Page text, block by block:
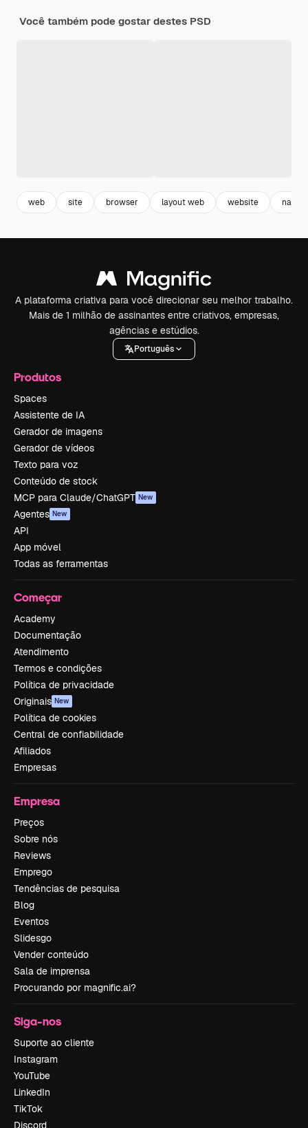
Você também pode gostar destes PSD
web site browser layout web website
A plataforma criativa para você direcionar seu melhor trabalho.
Mais de 1 milhão de assinantes entre criativos, empresas,
agências e estúdios.
Português
Produtos
Spaces
Assistente de IA
Gerador de imagens
Gerador de vídeos
Texto para voz
Conteúdo de stock
MCP para Claude/ChatGPT New
Agentes New
API
App móvel
Todas as ferramentas
Começar
Academy
Documentação
Atendimento
Termos e condições
Política de privacidade
Originais New
Política de cookies
Central de confiabilidade
Afiliados
Empresas
Empresa
Preços
Sobre nós
Reviews
Emprego
Tendências de pesquisa
Blog
Eventos
Slidesgo
Vender conteúdo
Sala de imprensa
Procurando por magnific.ai?
Siga-nos
Suporte ao cliente
Instagram
YouTube
LinkedIn
TikTok
Discord